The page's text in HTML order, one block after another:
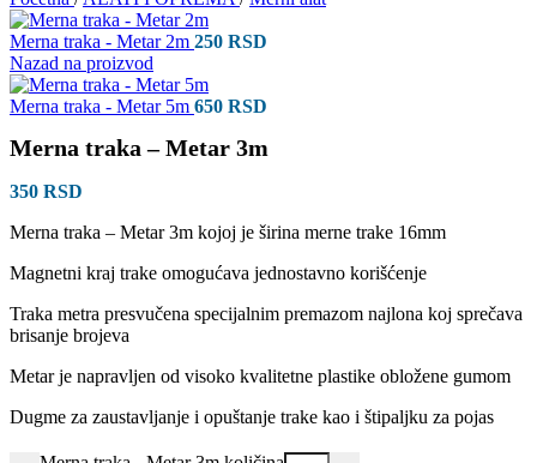
Merna traka - Metar 2m 250 RSD
Nazad na proizvod
Merna traka - Metar 5m 650 RSD
Merna traka – Metar 3m
350 RSD
Merna traka – Metar 3m kojoj je širina merne trake 16mm
Magnetni kraj trake omogućava jednostavno korišćenje
Traka metra presvučena specijalnim premazom najlona koj sprečava
brisanje brojeva
Metar je napravljen od visoko kvalitetne plastike obložene gumom
Dugme za zaustavljanje i opuštanje trake kao i štipaljku za pojas